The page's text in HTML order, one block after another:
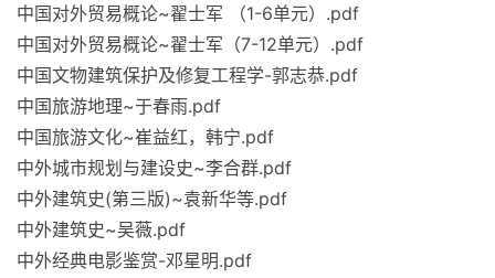
中国对外贸易概论~翟士军 （1-6单元）.pdf
中国对外贸易概论~翟士军（7-12单元）.pdf
中国文物建筑保护及修复工程学-郭志恭.pdf
中国旅游地理~于春雨.pdf
中国旅游文化~崔益红，韩宁.pdf
中外城市规划与建设史~李合群.pdf
中外建筑史(第三版)~袁新华等.pdf
中外建筑史~吴薇.pdf
中外经典电影鉴赏-邓星明.pdf